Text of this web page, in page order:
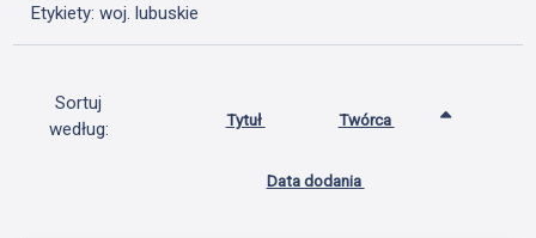
Etykiety: woj. lubuskie
Sortuj
według:
Tytuł Twórca
Data dodania